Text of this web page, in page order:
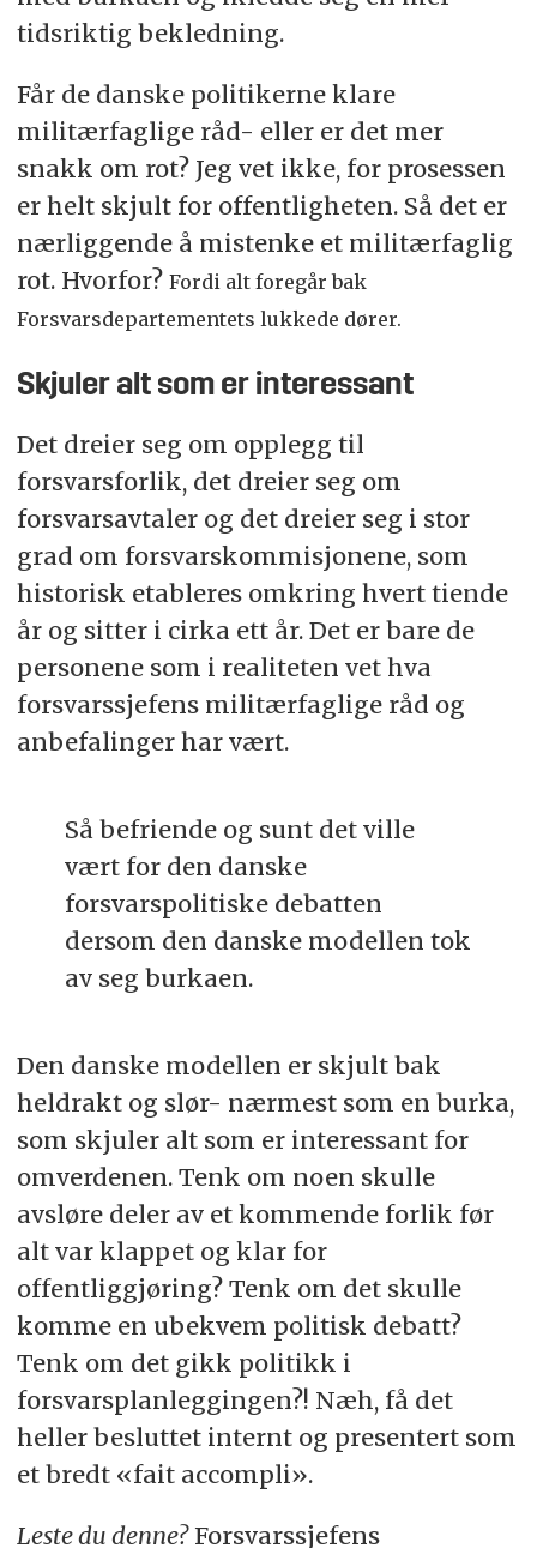
tidsriktig bekledning.
Får de danske politikerne klare
militærfaglige råd- eller er det mer
snakk om rot? Jeg vet ikke, for prosessen
er helt skjult for offentligheten. Så det er
nærliggende å mistenke et militærfaglig
rot. Hvorfor? Fordi alt foregår bak
Forsvarsdepartementets lukkede dører.
Skjuler alt som er interessant
Det dreier seg om opplegg til
forsvarsforlik, det dreier seg om
forsvarsavtaler og det dreier seg i stor
grad om forsvarskommisjonene, som
historisk etableres omkring hvert tiende
år og sitter i cirka ett år. Det er bare de
personene som i realiteten vet hva
forsvarssjefens militærfaglige råd og
anbefalinger har vært.
Så befriende og sunt det ville
vært for den danske
forsvarspolitiske debatten
dersom den danske modellen tok
av seg burkaen.
Den danske modellen er skjult bak
heldrakt og slør- nærmest som en burka,
som skjuler alt som er interessant for
omverdenen. Tenk om noen skulle
avsløre deler av et kommende forlik før
alt var klappet og klar for
offentliggjøring? Tenk om det skulle
komme en ubekvem politisk debatt?
Tenk om det gikk politikk i
forsvarsplanleggingen?! Næh, få det
heller besluttet internt og presentert som
et bredt «fait accompli».
Leste du denne?Forsvarssjefens